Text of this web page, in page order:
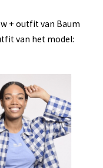
+ outfit van Baum
van het model: